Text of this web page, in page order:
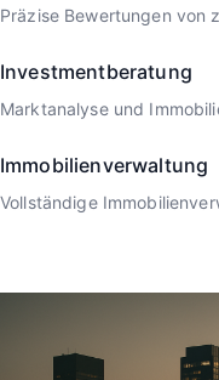
Präzise Bewertungen von
Investmentberatung
Marktanalyse und
Immobilienverwaltung
Vollständige